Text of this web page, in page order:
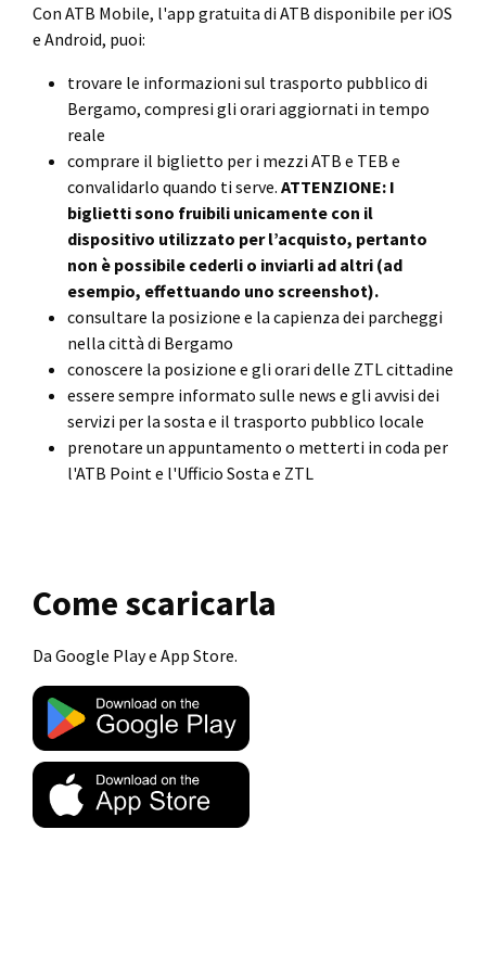
Con ATB Mobile, l'app gratuita di ATB disponibile per iOS
e Android, puoi:
trovare le informazioni sul trasporto pubblico di
Bergamo, compresi gli orari aggiornati in tempo
reale
comprare il biglietto per i mezzi ATB e TEB e
convalidarlo quando ti serve. ATTENZIONE: I
biglietti sono fruibili unicamente con il
dispositivo utilizzato per l’acquisto, pertanto
non è possibile cederli o inviarli ad altri (ad
esempio, effettuando uno screenshot).
consultare la posizione e la capienza dei parcheggi
nella città di Bergamo
conoscere la posizione e gli orari delle ZTL cittadine
essere sempre informato sulle news e gli avvisi dei
servizi per la sosta e il trasporto pubblico locale
prenotare un appuntamento o metterti in coda per
l'ATB Point e l'Ufficio Sosta e ZTL
Come scaricarla
Da Google Play e App Store.